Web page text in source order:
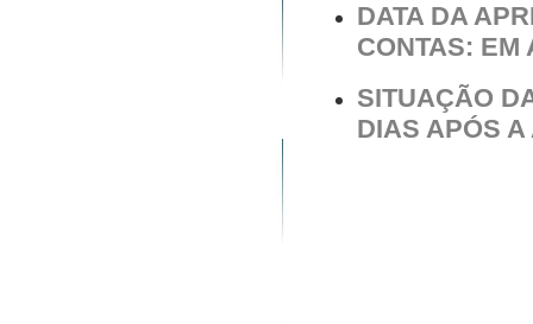
DATA DA
CONTAS: EM
SITUAÇÃO
DIAS APÓS